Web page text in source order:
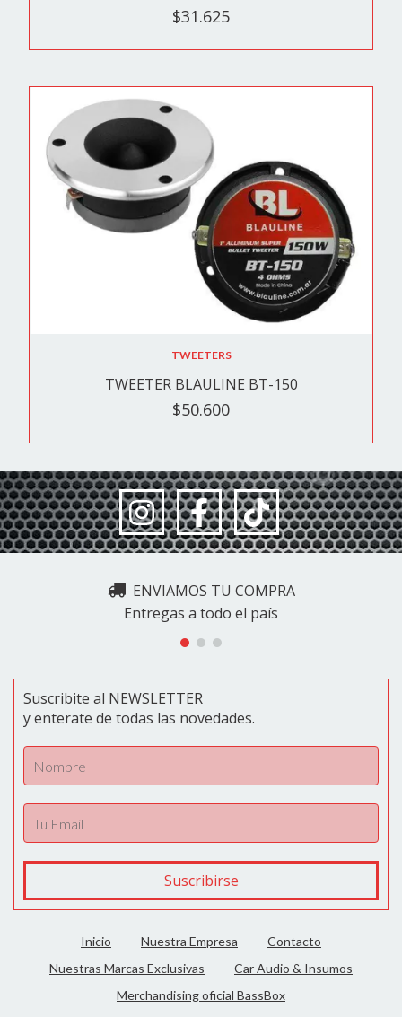
$31.625
TWEETERS
TWEETER BLAULINE BT-150
$50.600
ENVIAMOS TU COMPRA
Entregas a todo el país
Suscribite al NEWSLETTER
y enterate de todas las novedades.
Inicio Nuestra Empresa
Contacto
Nuestras Marcas Exclusivas
Car Audio & Insumos
Merchandising oficial BassBox